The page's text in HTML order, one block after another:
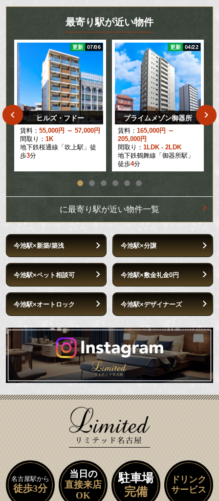
最寄り駅が近い物件
更新 07/06
ヒルズ・フドー
賃料： 55,000円 ～ 57,000円
間取り： 1K
地下鉄桜通線「吹上駅」徒
歩3分
更新 04/22
プライムメゾン御器所
賃料： 165,000円 ～
205,000円
間取り： 1LDK - 2LDK
地下鉄鶴舞線「御器所駅」
徒歩4分
に最寄り駅が近い物件一覧
今池駅×新築/築浅 今池駅×分譲
今池駅×ペット相談可 今池駅×敷金礼金0円
今池駅×オートロック 今池駅×デザイナーズ
名古屋駅から
徒歩3分
当日の
直接来店
OK
駐車場
完備
ドリンク
サービス